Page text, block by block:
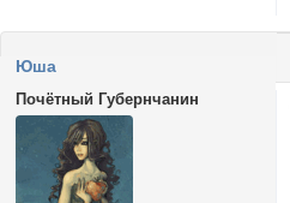
Юша
Почётный Губернчанин